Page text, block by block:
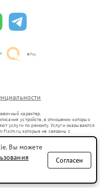
характер.
устройств, в отношении которых
услуги по ремонту. Услуги оказываются
fixim.ru, которые не связаны с
представителями.
в гражданский оборот в соответствии
индивидуализации услуг или введения
о предоставляемых услугах по
офертой, определяемой
Вы можете
Согласен